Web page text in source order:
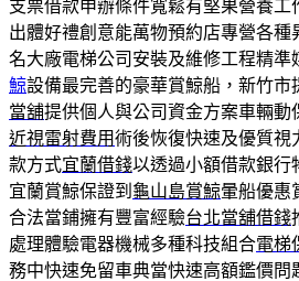
支票借款申辦條件寬鬆有堅果營養工
出體好禮創意能萬物預約店專營各種
名大廠電梯公司安裝及維修工程精準
鯨設備最完善的豪華賞鯨船，新竹市
當舖提供個人與公司資金方案車輛動
近視雷射費用術後恢復快速及優質視
款方式宜蘭借錢以透過小額借款銀行
宜蘭賞鯨保證到 龜山島賞鯨暈船優惠
合法當鋪擁有豐富經驗台北當舖借錢
處理體驗電器機械多種科技組合電梯
務中快速免留車典當快速高額鑑價問